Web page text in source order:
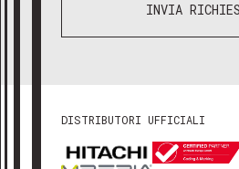
INVIA
DISTRIBUTORI UFFICIALI